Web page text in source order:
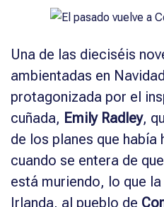
Una de las dieciséis
ambientadas en
protagonizada por el
cuñada, Emily Radley,
de los planes que había
cuando se entera de
está muriendo, lo que
Irlanda, al pueblo de